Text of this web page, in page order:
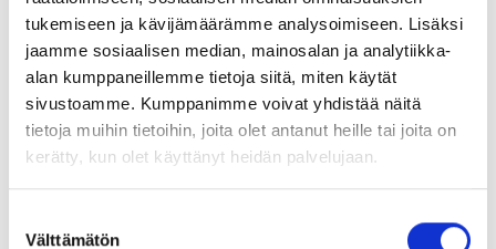
tukemiseen ja kävijämäärämme analysoimiseen. Lisäksi
jaamme sosiaalisen median, mainosalan ja analytiikka-
alan kumppaneillemme tietoja siitä, miten käytät
sivustoamme. Kumppanimme voivat yhdistää näitä
tietoja muihin tietoihin, joita olet antanut heille tai joita on
kerätty, kun olet käyttänyt heidän palvelujaan.
valinta
Välttämätön
Hoidetaan puoluepolitiikka puolueissa ja eduskunnassa ja
palkansaajien työmarkkinaedunvalvonta
palkansaajajärjestöissä.
Mats Nyman